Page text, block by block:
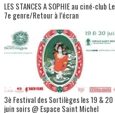
LES STANCES A SOPHIE au ciné-club Le
7e genre/Retour à l’écran
3è Festival des Sortilèges les 19 & 20
juin soirs @ Espace Saint Michel